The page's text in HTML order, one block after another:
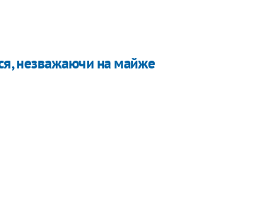
незважаючи на майже